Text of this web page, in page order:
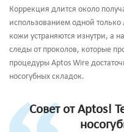
Коррекция длится около
использованием одной
кожи устраняются изнутри, а
следы от проколов, которые
процедуры Aptos Wire
носогубных складок.
Совет от Aptos!